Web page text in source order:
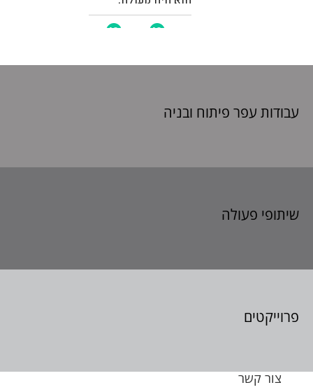
עבודות עפר פיתוח ובניה
שיתופי פעולה
פרוייקטים
צור קשר